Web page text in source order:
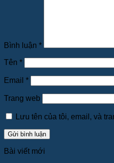
Bình luận *
Tên *
Email *
Trang web
Lưu tên của tôi, email, và
Bài viết mới